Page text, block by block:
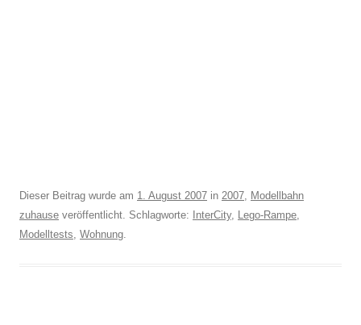
Dieser Beitrag wurde am 1. August 2007 in 2007, Modellbahn
zuhause veröffentlicht. Schlagworte: InterCity, Lego-Rampe,
Modelltests, Wohnung.